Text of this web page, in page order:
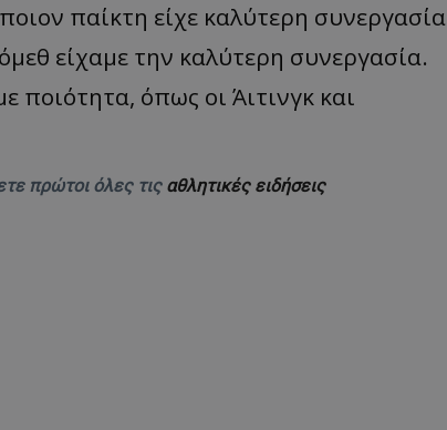
παίκτη είχε καλύτερη συνεργασία
είχαμε την καλύτερη συνεργασία.
ποιότητα, όπως οι Άιτινγκ και
πρώτοι όλες τις αθλητικές ειδήσεις